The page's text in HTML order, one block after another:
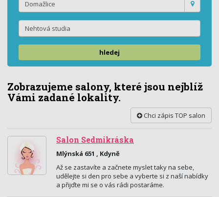
hledej
Zobrazujeme salony, které jsou nejblíž
Vámi zadané lokality.
Chci zápis TOP salon
Salon Sedmikráska
Mlýnská 651 , Kdyně
Až se zastavíte a začnete myslet taky na sebe,
udělejte si den pro sebe a vyberte si z naší nabídky
a přijďte mi se o vás rádi postaráme.